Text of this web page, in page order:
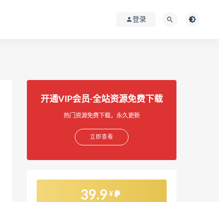
登录
开通VIP会员·全站资源免费下载
热门资源免费下载，永久更新
立即查看
39.9 ¥